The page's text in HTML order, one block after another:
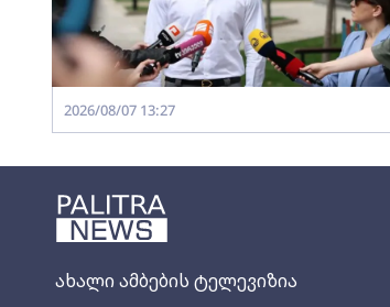
ახალი ამბების ტელევიზია
2026/08/07 13:27